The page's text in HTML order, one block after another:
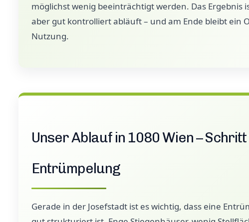
möglichst wenig beeinträchtigt werden. Das Ergebnis
aber gut kontrolliert abläuft – und am Ende bleibt ein
Nutzung.
Unser Ablauf in 1080 Wien –
Entrümpelung
Gerade in der Josefstadt ist es wichtig, dass eine